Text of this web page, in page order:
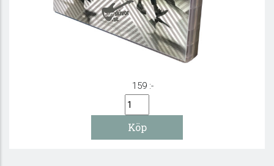
Dansa! 4 - DVD
159 :-